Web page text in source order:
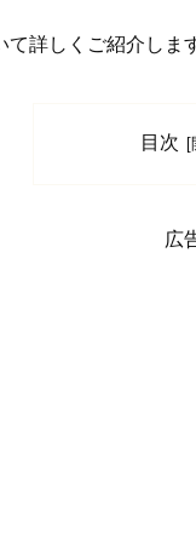
て詳しくご紹介しま
目次
広